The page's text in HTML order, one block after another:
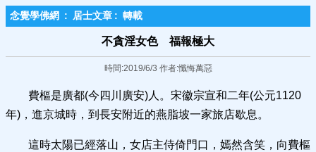
念覺學佛網 : 居士文章 : 轉載
不貪淫女色 福報極大
時間:2019/6/3 作者:懺悔萬惡
費樞是廣都(今四川廣安)人。宋徽宗宣和二年(公元1120
年)，進京城時，到長安附近的燕脂坡一家旅店歇息。
這時太陽已經落山，女店主侍倚門口，嫣然含笑，向費樞